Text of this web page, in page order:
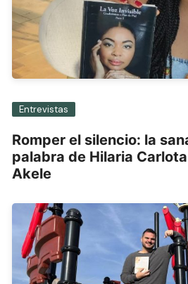
Entrevistas
Romper el silencio: la
palabra de Hilaria
Akele